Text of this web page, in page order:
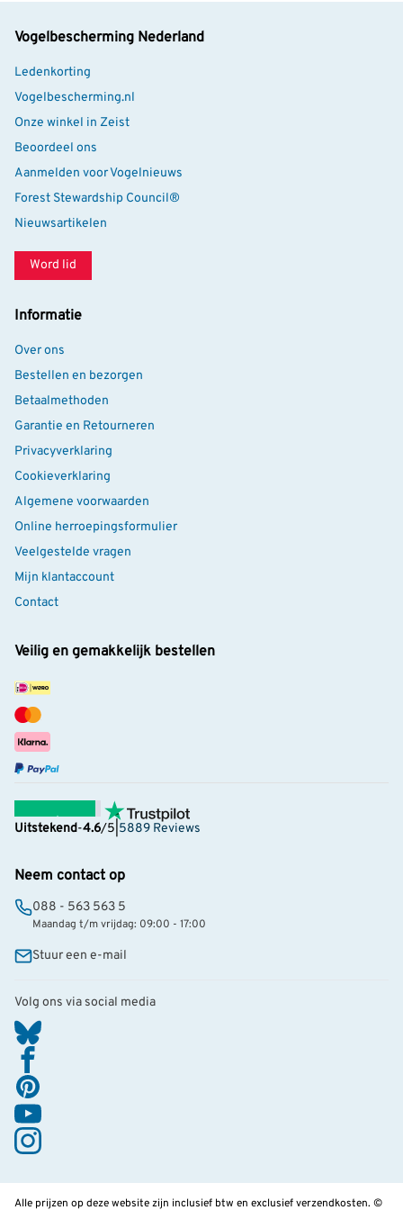
Vogelbescherming Nederland
Ledenkorting
Vogelbescherming.nl
Onze winkel in Zeist
Beoordeel ons
Aanmelden voor Vogelnieuws
Forest Stewardship Council®
Nieuwsartikelen
Word lid
Informatie
Over ons
Bestellen en bezorgen
Betaalmethoden
Garantie en Retourneren
Privacyverklaring
Cookieverklaring
Algemene voorwaarden
Online herroepingsformulier
Veelgestelde vragen
Mijn klantaccount
Contact
Veilig en gemakkelijk bestellen
Uitstekend-4.6/5 5889 Reviews
Neem contact op
088 - 563 563 5
Maandag t/m vrijdag: 09:00 - 17:00
Stuur een e-mail
Volg ons via social media
Alle prijzen op deze website zijn inclusief btw en exclusief verzendkosten. ©